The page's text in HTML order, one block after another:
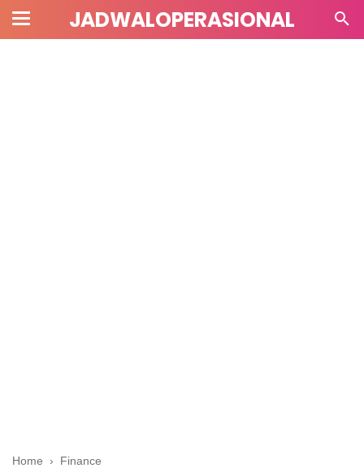
JADWALOPERASIONAL
Home › Finance